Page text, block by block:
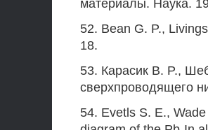
материалы. Наука.
52. Bean G. P.,
18.
53. Карасик В. P.,
сверхпроводящего
54. Evetls S. Е.,